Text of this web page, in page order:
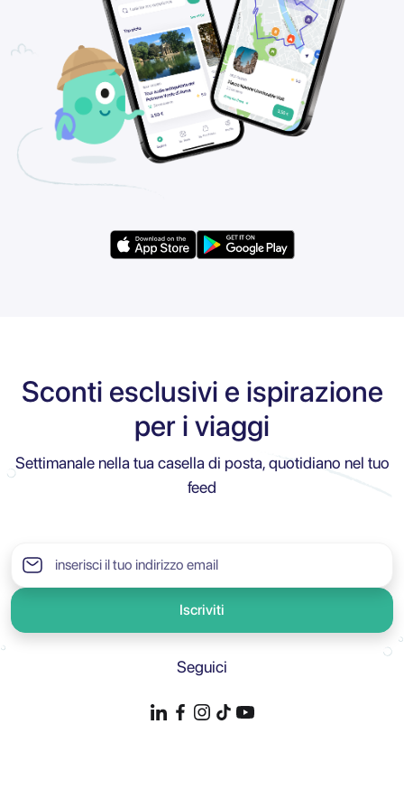
Sconti esclusivi e ispirazione
per i viaggi
Settimanale nella tua casella di posta, quotidiano nel tuo
feed
Iscriviti
Seguici